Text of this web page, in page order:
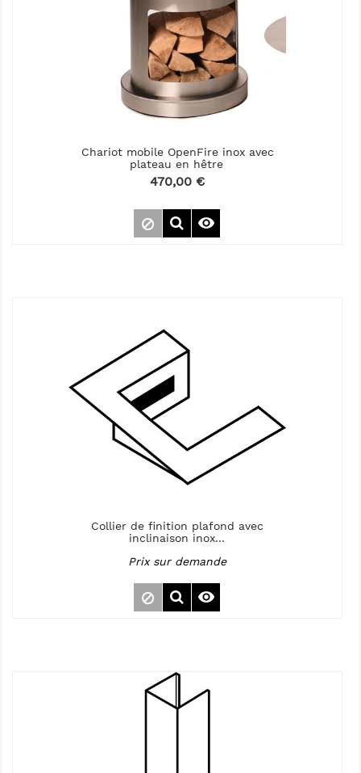
Chariot mobile OpenFire inox avec
plateau en hêtre
Prix
470,00 €

Collier de finition plafond avec
inclinaison inox...
Prix sur demande
